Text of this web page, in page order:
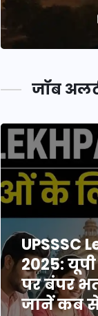
जॉब
UPSSSC
2025:
पर बंपर
जानें कब